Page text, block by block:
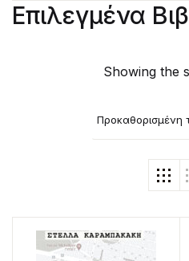
Επιλεγμένα
Showing the
Προκαθορισμένη